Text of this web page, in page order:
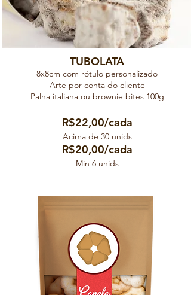
TUBOLATA
8x8cm com rótulo personalizado
Arte por conta do cliente
Palha italiana ou brownie bites 100g
R$22,00/cada
Acima de 30 unids
R$20,00/cada
Min 6 unids